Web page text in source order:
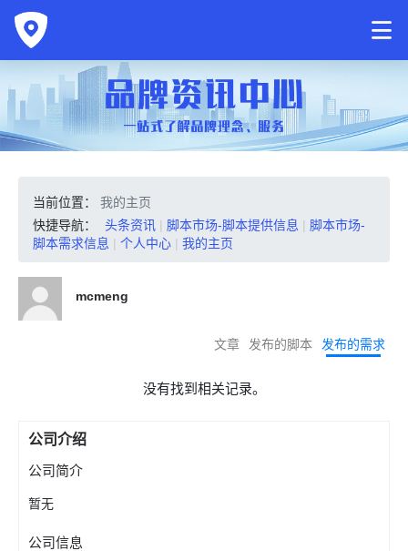
当前位置： 我的主页
快捷导航：
头条资讯 | 脚本市场-脚本提供信息 | 脚本市场-
脚本需求信息 | 个人中心 | 我的主页
mcmeng
文章 发布的脚本 发布的需求
没有找到相关记录。
公司介绍
公司简介
暂无
公司信息